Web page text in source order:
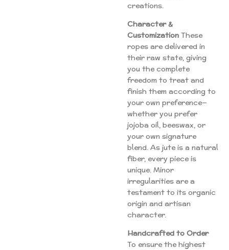
creations.
Character &
Customization These
ropes are delivered in
their raw state, giving
you the complete
freedom to treat and
finish them according to
your own preference—
whether you prefer
jojoba oil, beeswax, or
your own signature
blend. As jute is a natural
fiber, every piece is
unique. Minor
irregularities are a
testament to its organic
origin and artisan
character.
Handcrafted to Order
To ensure the highest